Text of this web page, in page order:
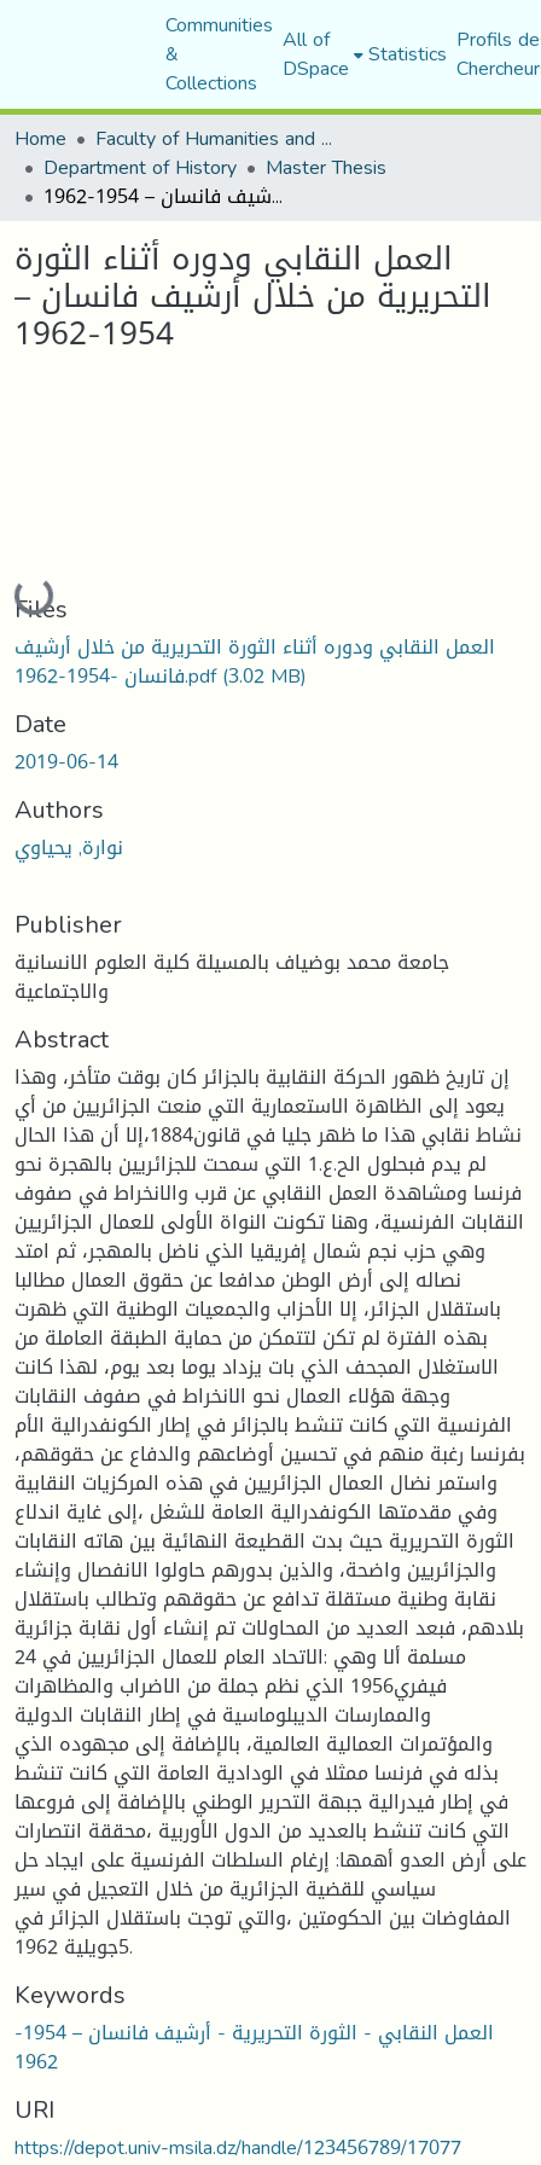
Communities
&
Collections
All of
DSpace Statistics Profils
Home
Faculty of Humanities and Social Sciences
Department of History Master Thesis
العمل النقابي ودوره أثناء الثورة التحريرية من خلال أرشيف فانسان – 1954-1962
العمل النقابي ودوره أثناء الثورة
التحريرية من خلال أرشيف فانسان –
1954-1962
Loading...
Files
العمل النقابي ودوره أثناء الثورة التحريرية من خلال أرشيف
فانسان -1954-1962.pdf(3.02 MB)
Date
2019-06-14
Authors
نوارة, يحياوي
Publisher
جامعة محمد بوضياف بالمسيلة كلية العلوم الانسانية
والاجتماعية
Abstract
إن تاريخ ظهور الحركة النقابية بالجزائر كان بوقت متأخر، وهذا
يعود إلى الظاهرة الاستعمارية التي منعت الجزائريين من أي
نشاط نقابي هذا ما ظهر جليا في قانون1884،إلا أن هذا الحال
لم يدم فبحلول الح.ع.1 التي سمحت للجزائريين بالهجرة نحو
فرنسا ومشاهدة العمل النقابي عن قرب والانخراط في صفوف
النقابات الفرنسية، وهنا تكونت النواة الأولى للعمال الجزائريين
وهي حزب نجم شمال إفريقيا الذي ناضل بالمهجر، ثم امتد
نصاله إلى أرض الوطن مدافعا عن حقوق العمال مطالبا
باستقلال الجزائر، إلا الأحزاب والجمعيات الوطنية التي ظهرت
بهذه الفترة لم تكن لتتمكن من حماية الطبقة العاملة من
الاستغلال المجحف الذي بات يزداد يوما بعد يوم، لهذا كانت
وجهة هؤلاء العمال نحو الانخراط في صفوف النقابات
الفرنسية التي كانت تنشط بالجزائر في إطار الكونفدرالية الأم
بفرنسا رغبة منهم في تحسين أوضاعهم والدفاع عن حقوقهم،
واستمر نضال العمال الجزائريين في هذه المركزيات النقابية
وفي مقدمتها الكونفدرالية العامة للشغل ،إلى غاية اندلاع
الثورة التحريرية حيث بدت القطيعة النهائية بين هاته النقابات
والجزائريين واضحة، والذين بدورهم حاولوا الانفصال وإنشاء
نقابة وطنية مستقلة تدافع عن حقوقهم وتطالب باستقلال
بلادهم، فبعد العديد من المحاولات تم إنشاء أول نقابة جزائرية
مسلمة ألا وهي :الاتحاد العام للعمال الجزائريين في 24
فيفري1956 الذي نظم جملة من الاضراب والمظاهرات
والممارسات الديبلوماسية في إطار النقابات الدولية
والمؤتمرات العمالية العالمية، بالإضافة إلى مجهوده الذي
بذله في فرنسا ممثلا في الودادية العامة التي كانت تنشط
في إطار فيدرالية جبهة التحرير الوطني بالإضافة إلى فروعها
التي كانت تنشط بالعديد من الدول الأوربية ،محققة انتصارات
على أرض العدو أهمها: إرغام السلطات الفرنسية على ايجاد حل
سياسي للقضية الجزائرية من خلال التعجيل في سير
المفاوضات بين الحكومتين ،والتي توجت باستقلال الجزائر في
5جويلية 1962.
Keywords
العمل النقابي - الثورة التحريرية - أرشيف فانسان – 1954-
1962
URI
https://depot.univ-msila.dz/handle/123456789/17077